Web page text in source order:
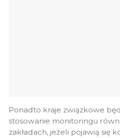
Ponadto kraje związkowe
stosowanie monitoringu
zakładach, jeżeli pojawią się